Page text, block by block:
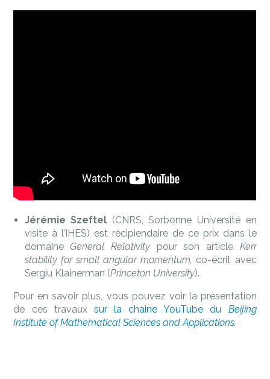
Jérémie Szeftel (CNRS, Sorbonne Université en
visite à l’IHES) est récipiendaire de ce prix dans le
domaineGeneral Relativity pour son article Kerr
stability for small angular momentum, co-écrit avec
Sergiu Klainerman (Princeton University).
Pour en savoir plus, vous pouvez voir la présentation
de ces travaux sur la chaine YouTube du Beijing
Institute of Mathematical Sciences and Applications.